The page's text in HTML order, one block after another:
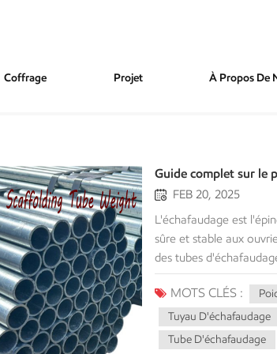
Coffrage Projet À Propos De
Guide complet sur le
FEB 20, 2025
L'échafaudage est
sûre et stable aux
des tubes
logistique et à la
d'échafaudageNous
détaillée des
acheteur, ces
MOTS CLÉS :
Tuyau D'échafaudage
Tube D'échafaudage